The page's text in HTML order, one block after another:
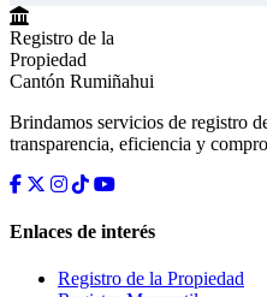
Registro de la
Propiedad
Cantón Rumiñahui
Brindamos servicios de registro
transparencia, eficiencia y
Enlaces de interés
Registro de la Propiedad